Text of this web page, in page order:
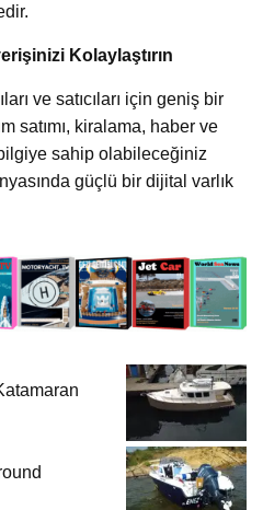
Kolaylaştırın
ve satıcıları için geniş bir
satımı, kiralama, haber ve
sahip olabileceğiniz
güçlü bir dijital varlık